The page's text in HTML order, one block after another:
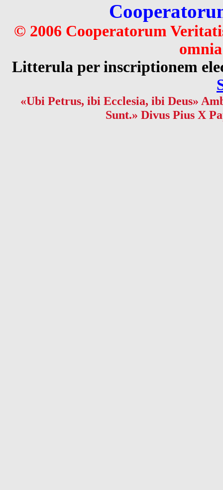
© 2006 Cooperatorum
Litterula per inscriptionem
«Ubi Petrus, ibi Ecclesia, ibi Deus»
Sunt.» Divus Pius X